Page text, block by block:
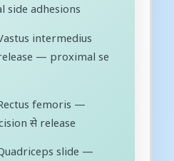
side adhesions
intermedius
— proximal se
femoris —
से release
slide —